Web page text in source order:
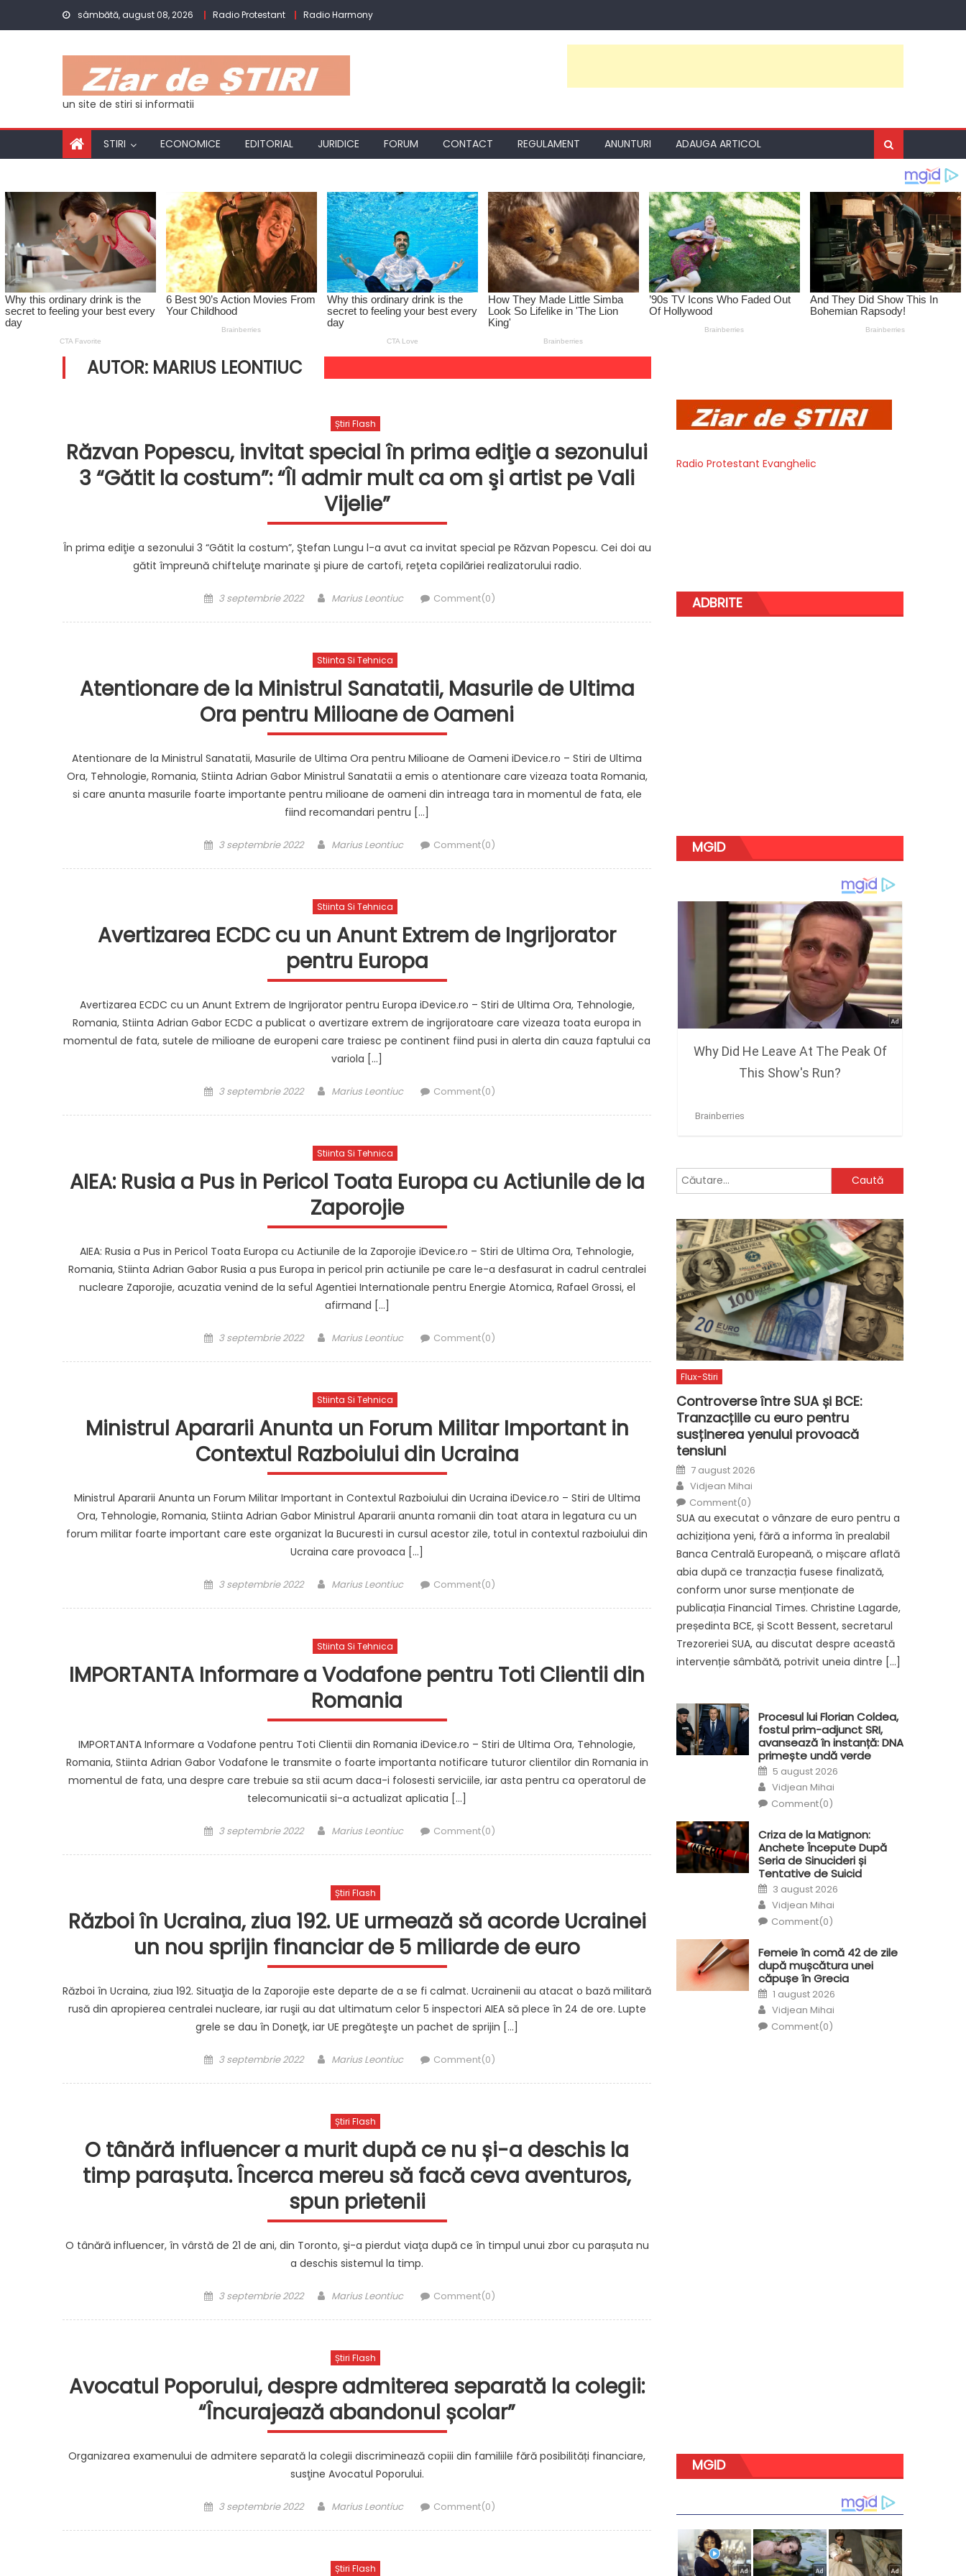
sâmbătă, august 08, 2026 Radio Protestant Radio Harmony
un site de stiri si informatii
STIRI ECONOMICE EDITORIAL JURIDICE FORUM CONTACT REGULAMENT ANUNTURI ADAUGA ARTICOL
AUTOR: MARIUS LEONTIUC
Știri Flash
Răzvan Popescu, invitat special în prima ediţie a sezonului
3 “Gătit la costum”: “Îl admir mult ca om şi artist pe Vali
Vijelie”
În prima ediţie a sezonului 3 “Gătit la costum”, Ştefan Lungu l-a avut ca invitat special pe Răzvan Popescu. Cei doi au
gătit împreună chifteluţe marinate şi piure de cartofi, reţeta copilăriei realizatorului radio.
Posted
3 septembrie 2022 Author
Marius Leontiuc Comment(0)
Stiinta Si Tehnica
Atentionare de la Ministrul Sanatatii, Masurile de Ultima
Ora pentru Milioane de Oameni
Atentionare de la Ministrul Sanatatii, Masurile de Ultima Ora pentru Milioane de Oameni iDevice.ro – Stiri de Ultima
Ora, Tehnologie, Romania, Stiinta Adrian Gabor Ministrul Sanatatii a emis o atentionare care vizeaza toata Romania,
si care anunta masurile foarte importante pentru milioane de oameni din intreaga tara in momentul de fata, ele
fiind recomandari pentru […]
Posted
3 septembrie 2022 Author
Marius Leontiuc Comment(0)
Stiinta Si Tehnica
Avertizarea ECDC cu un Anunt Extrem de Ingrijorator
pentru Europa
Avertizarea ECDC cu un Anunt Extrem de Ingrijorator pentru Europa iDevice.ro – Stiri de Ultima Ora, Tehnologie,
Romania, Stiinta Adrian Gabor ECDC a publicat o avertizare extrem de ingrijoratoare care vizeaza toata europa in
momentul de fata, sutele de milioane de europeni care traiesc pe continent fiind pusi in alerta din cauza faptului ca
variola […]
Posted
3 septembrie 2022 Author
Marius Leontiuc Comment(0)
Stiinta Si Tehnica
AIEA: Rusia a Pus in Pericol Toata Europa cu Actiunile de la
Zaporojie
AIEA: Rusia a Pus in Pericol Toata Europa cu Actiunile de la Zaporojie iDevice.ro – Stiri de Ultima Ora, Tehnologie,
Romania, Stiinta Adrian Gabor Rusia a pus Europa in pericol prin actiunile pe care le-a desfasurat in cadrul centralei
nucleare Zaporojie, acuzatia venind de la seful Agentiei Internationale pentru Energie Atomica, Rafael Grossi, el
afirmand […]
Posted
3 septembrie 2022 Author
Marius Leontiuc Comment(0)
Stiinta Si Tehnica
Ministrul Apararii Anunta un Forum Militar Important in
Contextul Razboiului din Ucraina
Ministrul Apararii Anunta un Forum Militar Important in Contextul Razboiului din Ucraina iDevice.ro – Stiri de Ultima
Ora, Tehnologie, Romania, Stiinta Adrian Gabor Ministrul Apararii anunta romanii din toat atara in legatura cu un
forum militar foarte important care este organizat la Bucuresti in cursul acestor zile, totul in contextul razboiului din
Ucraina care provoaca […]
Posted
3 septembrie 2022 Author
Marius Leontiuc Comment(0)
Stiinta Si Tehnica
IMPORTANTA Informare a Vodafone pentru Toti Clientii din
Romania
IMPORTANTA Informare a Vodafone pentru Toti Clientii din Romania iDevice.ro – Stiri de Ultima Ora, Tehnologie,
Romania, Stiinta Adrian Gabor Vodafone le transmite o foarte importanta notificare tuturor clientilor din Romania in
momentul de fata, una despre care trebuie sa stii acum daca-i folosesti serviciile, iar asta pentru ca operatorul de
telecomunicatii si-a actualizat aplicatia […]
Posted
3 septembrie 2022 Author
Marius Leontiuc Comment(0)
Știri Flash
Război în Ucraina, ziua 192. UE urmează să acorde Ucrainei
un nou sprijin financiar de 5 miliarde de euro
Război în Ucraina, ziua 192. Situaţia de la Zaporojie este departe de a se fi calmat. Ucrainenii au atacat o bază militară
rusă din apropierea centralei nucleare, iar ruşii au dat ultimatum celor 5 inspectori AIEA să plece în 24 de ore. Lupte
grele se dau în Doneţk, iar UE pregăteşte un pachet de sprijin […]
Posted
3 septembrie 2022 Author
Marius Leontiuc Comment(0)
Știri Flash
O tânără influencer a murit după ce nu și-a deschis la
timp parașuta. Încerca mereu să facă ceva aventuros,
spun prietenii
O tânără influencer, în vârstă de 21 de ani, din Toronto, şi-a pierdut viaţa după ce în timpul unui zbor cu parașuta nu
a deschis sistemul la timp.
Posted
3 septembrie 2022 Author
Marius Leontiuc Comment(0)
Știri Flash
Avocatul Poporului, despre admiterea separată la colegii:
“Încurajează abandonul școlar”
Organizarea examenului de admitere separată la colegii discriminează copiii din familiile fără posibilități financiare,
susţine Avocatul Poporului.
Posted
3 septembrie 2022 Author
Marius Leontiuc Comment(0)
Știri Flash
Radio Protestant Evanghelic
ADBRITE
MGID
Caută
după:
Flux-Stiri
Controverse între SUA și BCE:
Tranzacțiile cu euro pentru
susținerea yenului provoacă
tensiuni
Posted
on
7 august 2026
Author
Vidjean Mihai
Comment(0)
SUA au executat o vânzare de euro pentru a
achiziționa yeni, fără a informa în prealabil
Banca Centrală Europeană, o mișcare aflată
abia după ce tranzacția fusese finalizată,
conform unor surse menționate de
publicația Financial Times. Christine Lagarde,
președinta BCE, și Scott Bessent, secretarul
Trezoreriei SUA, au discutat despre această
intervenție sâmbătă, potrivit uneia dintre […]
Procesul lui Florian Coldea,
fostul prim-adjunct SRI,
avansează în instanță: DNA
primește undă verde
Posted
on
5 august 2026
Author
Vidjean Mihai
Comment(0)
Criza de la Matignon:
Anchete Începute După
Seria de Sinucideri și
Tentative de Suicid
Posted
on
3 august 2026
Author
Vidjean Mihai
Comment(0)
Femeie în comă 42 de zile
după mușcătura unei
căpușe în Grecia
Posted
on
1 august 2026
Author
Vidjean Mihai
Comment(0)
MGID